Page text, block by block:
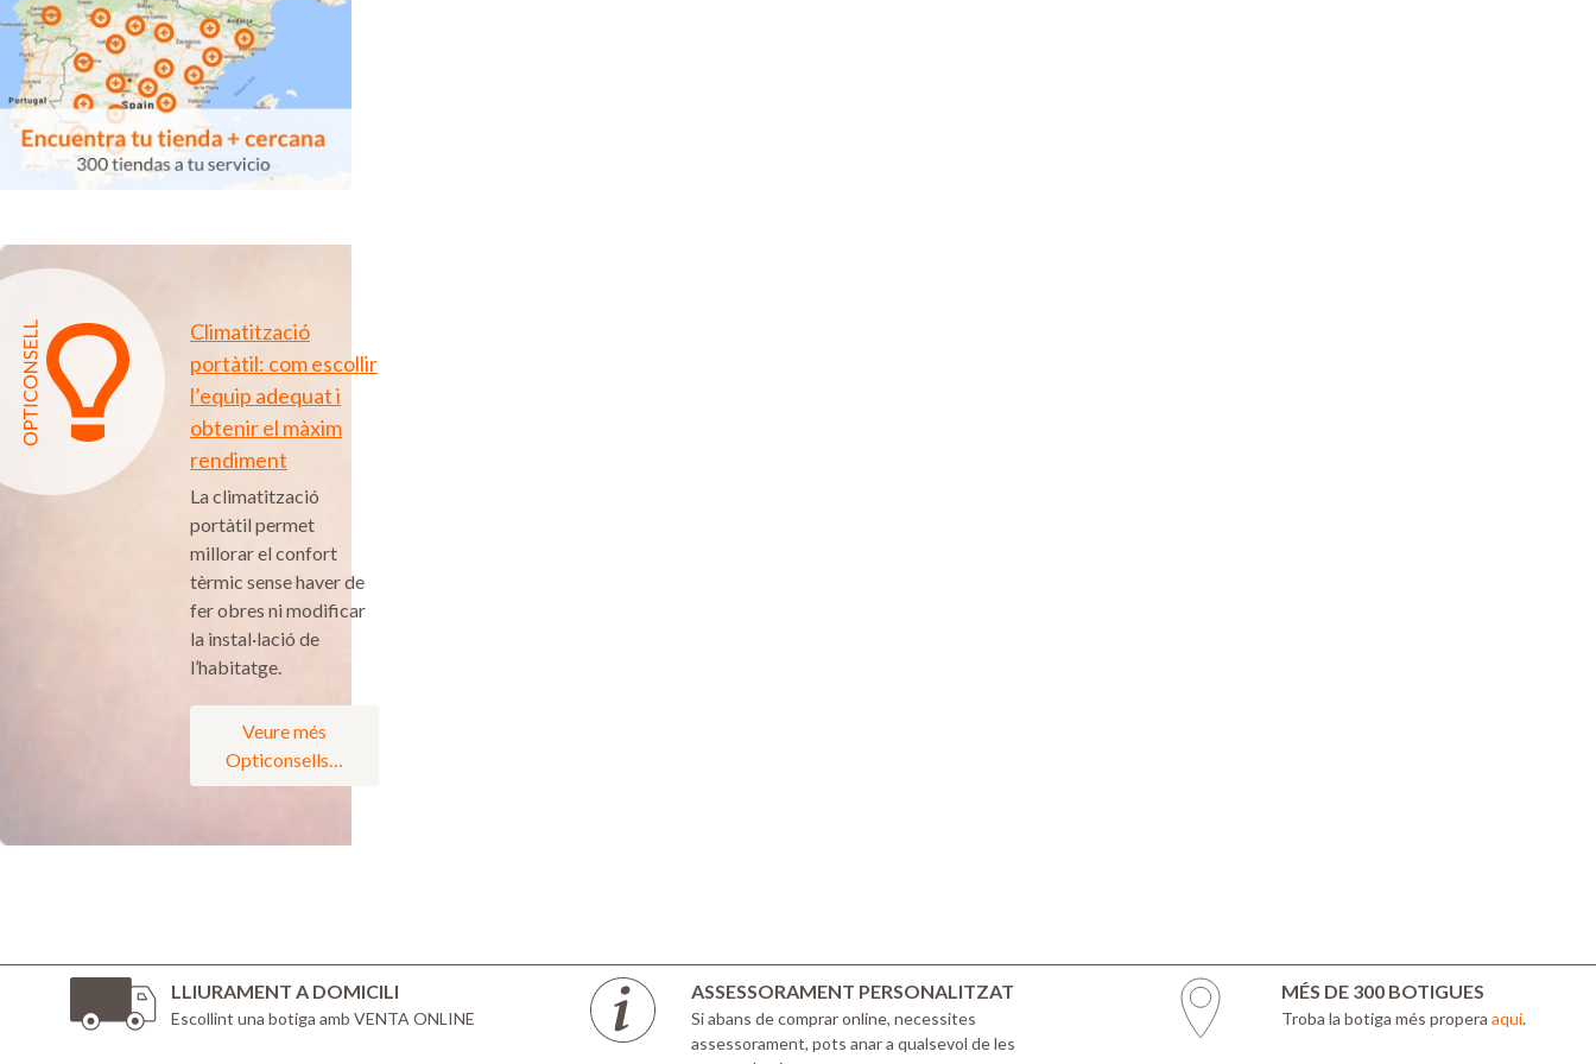
Climatització
portàtil: com escollir
l’equip adequat i
obtenir el màxim
rendiment
La climatització
portàtil permet
millorar el confort
tèrmic sense haver de
fer obres ni modificar
la instal·lació de
l’habitatge.
Veure més
Opticonsells…
LLIURAMENT A DOMICILI
Escollint una botiga amb VENTA ONLINE
ASSESSORAMENT PERSONALITZAT
Si abans de comprar online, necessites
assessorament, pots anar a qualsevol de les
MÉS DE 300 BOTIGUES
Troba la botiga més properaaquí.